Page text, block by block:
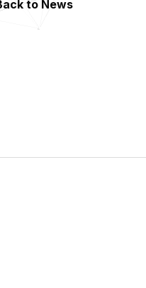
to News